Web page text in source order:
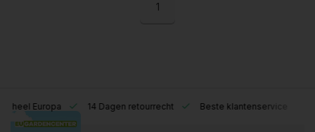
1
Europa 14 Dagen retourrecht Beste klantenservice